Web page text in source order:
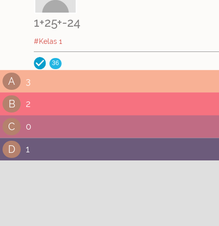
1+25+-24
#Kelas 1
36
A 3
B 2
C 0
D 1